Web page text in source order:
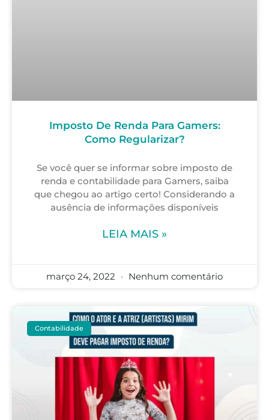
Imposto De Renda Para Gamers:
Como Regularizar?
Se você quer se informar sobre imposto de
renda e contabilidade para Gamers, saiba
que chegou ao artigo certo! Considerando a
ausência de informações disponíveis
LEIA MAIS »
março 24, 2022 Nenhum comentário
Contabilidade